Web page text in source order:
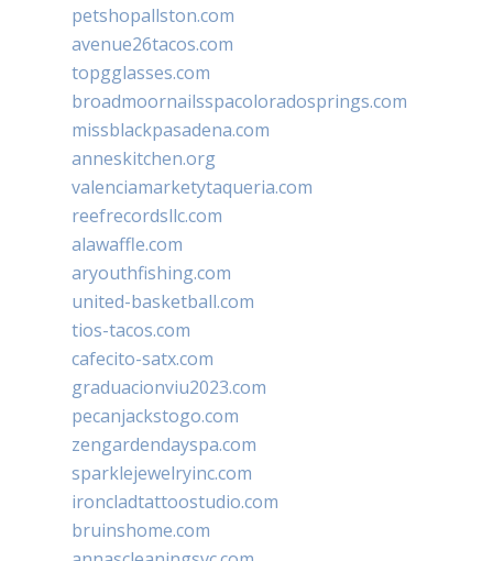
petshopallston.com
avenue26tacos.com
topgglasses.com
broadmoornailsspacoloradosprings.com
missblackpasadena.com
anneskitchen.org
valenciamarketytaqueria.com
reefrecordsllc.com
alawaffle.com
aryouthfishing.com
united-basketball.com
tios-tacos.com
cafecito-satx.com
graduacionviu2023.com
pecanjackstogo.com
zengardendayspa.com
sparklejewelryinc.com
ironcladtattoostudio.com
bruinshome.com